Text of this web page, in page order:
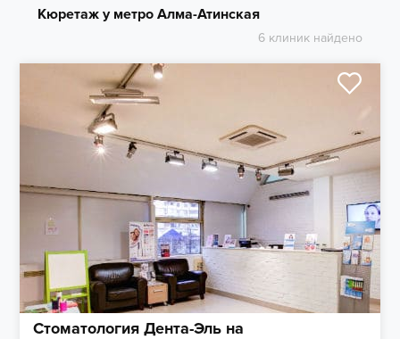
Кюретаж у метро Алма-Атинская
6 клиник найдено
Стоматология Дента-Эль на